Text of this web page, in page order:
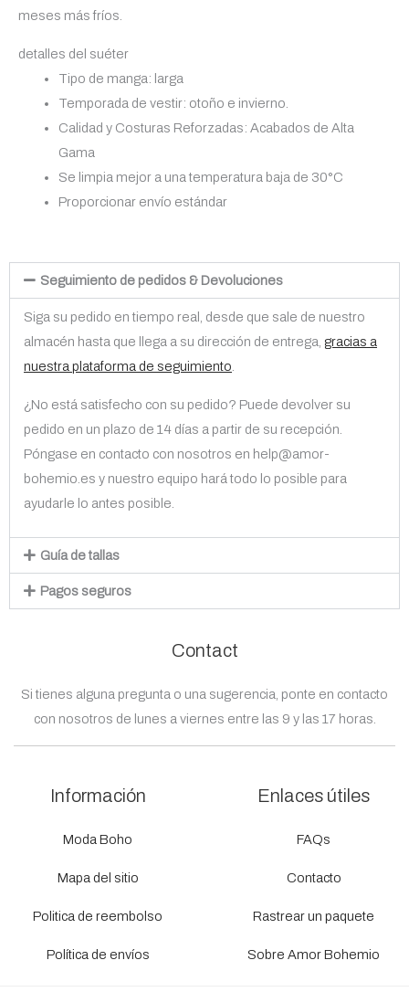
meses más fríos.
detalles del suéter
Tipo de manga: larga
Temporada de vestir: otoño e invierno.
Calidad y Costuras Reforzadas: Acabados de Alta
Gama
Se limpia mejor a una temperatura baja de 30°C
Proporcionar envío estándar
Seguimiento de pedidos & Devoluciones
Siga su pedido en tiempo real, desde que sale de nuestro
almacén hasta que llega a su dirección de entrega, gracias a
nuestra plataforma de seguimiento
¿No está satisfecho con su pedido? Puede devolver su
pedido en un plazo de 14 días a partir de su recepción.
Póngase en contacto con nosotros en help@amor-
bohemio.es y nuestro equipo hará todo lo posible para
ayudarle lo antes posible.
Guía de tallas
Pagos seguros
Contact
Si tienes alguna pregunta o una sugerencia, ponte en contacto
con nosotros de lunes a viernes entre las 9 y las 17 horas.
Información
Moda Boho
Mapa del sitio
Politica de reembolso
Política de envíos
Enlaces útiles
FAQs
Contacto
Rastrear un paquete
Sobre Amor Bohemio